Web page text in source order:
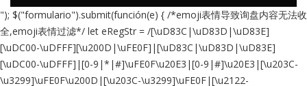
"); $("formulario").submit(función(e) { /*emoji表情导致询盘内容无法收
全,emoji表情过滤*/ let eRegStr = /[\uD83C|\uD83D|\uD83E]
[\uDC00-\uDFFF][\u200D|\uFE0F]|[\uD83C|\uD83D|\uD83E]
[\uDC00-\uDFFF]|[0-9|*|#]\uFE0F\u20E3|[0-9|#]\u20E3|[\u203C-
\u3299]\uFE0F\u200D|[\u203C-\u3299]\uFE0F|[\u2122-